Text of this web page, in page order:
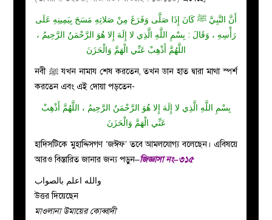
করুন
أَنَّ النَّبِيَّ ﷺ كَانَ إِذَا صَلَّى وَفَرَغَ مِنْ صَلاتِهِ مَسَحَ بِيَمِينِهِ عَلَى
رَأْسِهِ ، وَقَالَ : بِسْمِ اللَّهِ الَّذِي لا إِلَهَ إِلا هُوَ الرَّحْمَنُ الرَّحِيمُ ،
اللَّهُمَّ أَذْهِبْ عَنِّي الْهَمَّ وَالْحَزَنَ
নবী ﷺ যখন নামায শেষ করতেন, তখন ডান হাত দ্বারা মাথা স্পর্শ
করতেন এবং এই দোয়া পড়তেন-
بِسْمِ اللَّهِ الَّذِي لا إِلَهَ إِلا هُوَ الرَّحْمَنُ الرَّحِيمُ ، اللَّهُمَّ أَذْهِبْ
عَنِّي الْهَمَّ وَالْحَزَنَ
হাদিসটিকে মুহাদ্দিসগণ ‘জঈফ’ তবে আমলযোগ্য বলেছেন। এবিষয়ে
আরও বিস্তারিত জানার জন্য পড়ুন–জিজ্ঞাসা নং–৩১৫
والله اعلم بالصواب
উত্তর দিয়েছেন
মাওলানা উমায়ের কোব্বাদী